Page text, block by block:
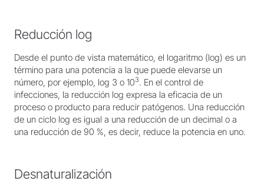
Reducción log
Desde el punto de vista matemático, el logaritmo (log) es un
término para una potencia a la que puede elevarse un
número, por ejemplo, log 3 o 103. En el control de
infecciones, la reducción log expresa la eficacia de un
proceso o producto para reducir patógenos. Una reducción
de un ciclo log es igual a una reducción de un decimal o a
una reducción de 90 %, es decir, reduce la potencia en uno.
Desnaturalización